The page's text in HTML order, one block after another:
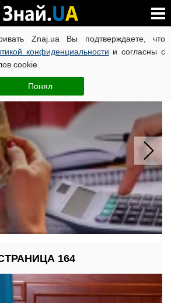
Znaj.ua Вы подтверждаете, что
конфиденциальности и согласны с
cookie.
Понял
ПРОТИВ УКРАИНЫ КОРОНАВИРУС В
от 597 до 908 грн:
ПФУ доплатит
164